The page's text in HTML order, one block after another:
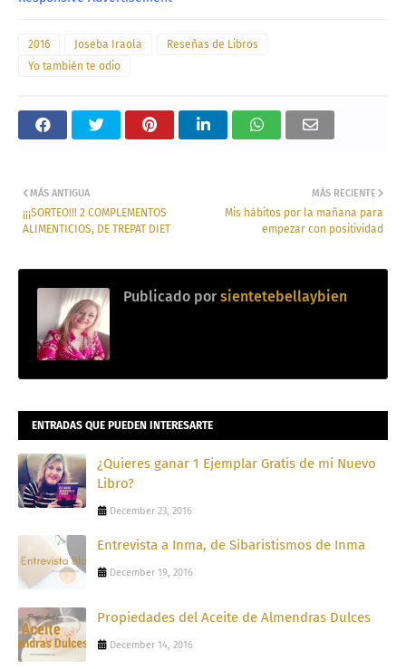
2016 Joseba Iraola
Reseñas de Libros
Yo también te odio
MÁS RECIENTE
Mis hábitos por la mañana para
empezar con positividad
MÁS ANTIGUA
¡¡¡SORTEO!!! 2 COMPLEMENTOS
ALIMENTICIOS, DE TREPAT DIET
Publicado por sientetebellaybien
ENTRADAS QUE PUEDEN INTERESARTE
¿Quieres ganar 1 Ejemplar Gratis de mi Nuevo
Libro?
December 23, 2016
Entrevista a Inma, de Sibaristismos de Inma
December 19, 2016
Propiedades del Aceite de Almendras Dulces
December 14, 2016